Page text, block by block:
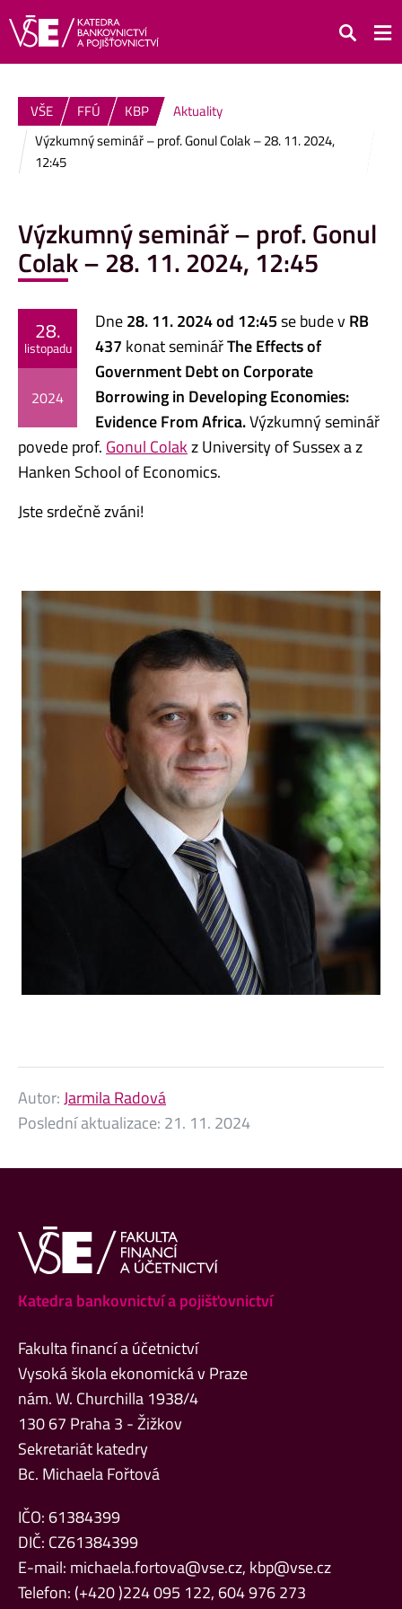
Hledat
VŠE FFÚ KBP
Aktuality
Výzkumný seminář – prof. Gonul Colak – 28. 11. 2024,
12:45
Výzkumný seminář – prof. Gonul
Colak – 28. 11. 2024, 12:45
28.
listopadu
2024
Dne28. 11. 2024 od 12:45se bude v RB
437 konat seminářThe Effects of
Government Debt on Corporate
Borrowing in Developing Economies:
Evidence From Africa.Výzkumný seminář
povede prof. Gonul Colakz University of Sussex a z
Hanken School of Economics.
Jste srdečně zváni!
Autor:Jarmila Radová
Poslední aktualizace: 21. 11. 2024
Katedra bankovnictví a pojišťovnictví
Fakulta financí a účetnictví
Vysoká škola ekonomická v Praze
nám. W. Churchilla 1938/4
130 67 Praha 3 - Žižkov
Sekretariát katedry
Bc. Michaela Fořtová
IČO: 61384399
DIČ: CZ61384399
E-mail: michaela.fortova@vse.cz, kbp@vse.cz
Telefon: (+420 )224 095 122, 604 976 273